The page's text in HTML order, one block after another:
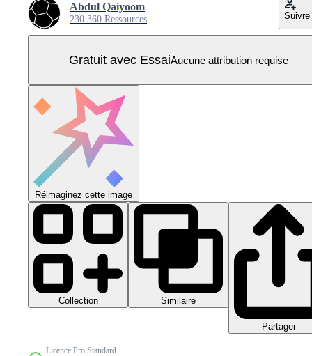
Abdul Qaiyoom
230 360 Ressources Suivre
Gratuit avec EssaiAucune attribution requise
Réimaginez cette image
Collection Similaire
Partager
Licence Pro Standard